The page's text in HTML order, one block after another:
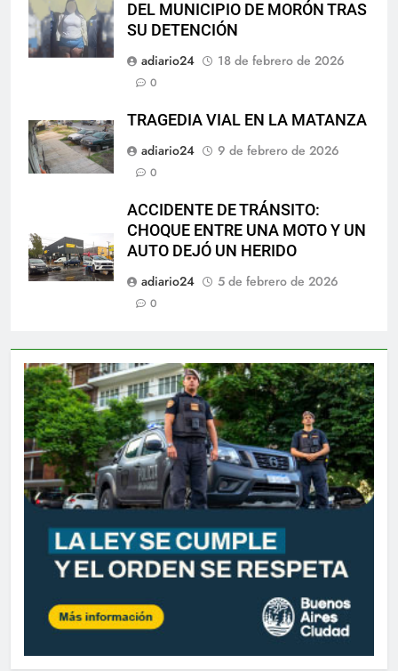
DEL MUNICIPIO DE MORÓN TRAS
SU DETENCIÓN
adiario24
18 de febrero de 2026
0
TRAGEDIA VIAL EN LA MATANZA
adiario24
9 de febrero de 2026
0
ACCIDENTE DE TRÁNSITO:
CHOQUE ENTRE UNA MOTO Y UN
AUTO DEJÓ UN HERIDO
adiario24
5 de febrero de 2026
0